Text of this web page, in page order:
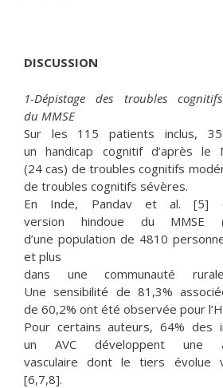
DISCUSSION
1-Dépistage des troubles
du MMSE
Sur les 115 patients inclus,
un handicap cognitif d’après le
(24 cas) de troubles cognitifs
de troubles cognitifs sévères.
En Inde, Pandav et al. [5]
version hindoue du MMSE
d’une population de 4810
et plus
dans une communauté
Une sensibilité de 81,3%
de 60,2% ont été observée pour
Pour certains auteurs, 64% des
un AVC développent une
vasculaire dont le tiers évolue
[6,7,8].